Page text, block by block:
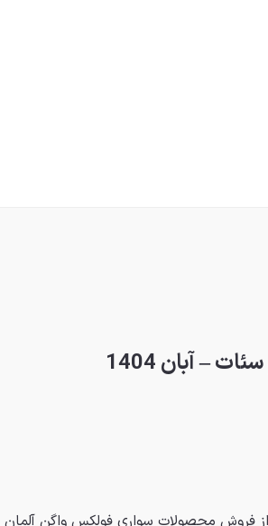
آبان 1404
فروش محصولات سواری فولکس واگن آلمان